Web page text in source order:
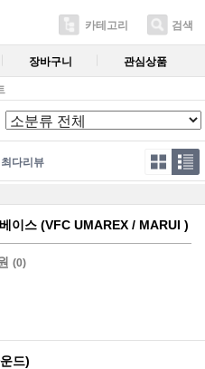
카테고리 검색
장바구니 관심상품
최다리뷰
이스 (VFC UMAREX / MARUI )
(0)
드)